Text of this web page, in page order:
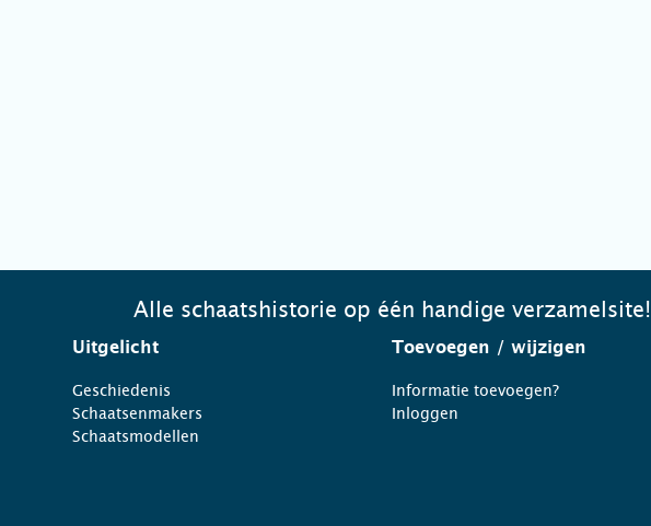
Alle schaatshistorie op één handige verzamelsite!
Uitgelicht
Geschiedenis
Schaatsenmakers
Schaatsmodellen
Toevoegen / wijzigen
Informatie toevoegen?
Inloggen